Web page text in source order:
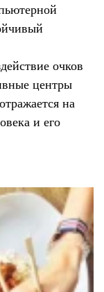
очков
центры
на
и его